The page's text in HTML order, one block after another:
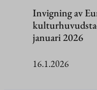
Invigning av
januari 2026
16.1.2026